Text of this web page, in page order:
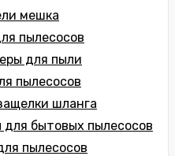
мешка
пылесосов
для пыли
пылесосов
шланга
бытовых пылесосов
пылесосов